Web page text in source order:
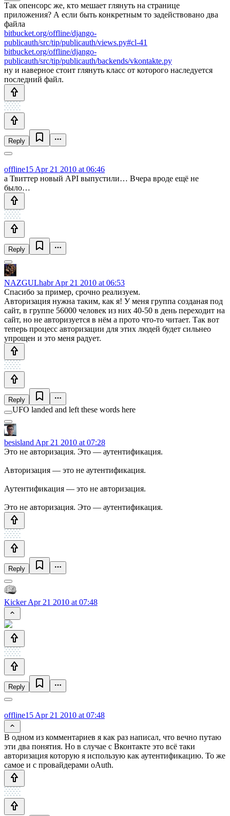
Так опенсорс же, кто мешает глянуть на странице
приложения? А если быть конкретным то задействовано два
файла
bitbucket.org/offline/django-
publicauth/src/tip/publicauth/views.py#cl-41
bitbucket.org/offline/django-
publicauth/src/tip/publicauth/backends/vkontakte.py
ну и наверное стоит глянуть класс от которого наследуется
последний файл.
Reply
offline15 Apr 21 2010 at 06:46
а Твиттер новый API выпустили… Вчера вроде ещё не
было…
Reply
NAZGULhabrApr 21 2010 at 06:53
Спасибо за пример, срочно реализуем.
Авторизация нужна таким, как я! У меня группа созданая под
сайт, в группе 56000 человек из них 40-50 в день переходит на
сайт, но не авторизуется в нём а прото что-то читает. Так вот
теперь процесс авторизации для этих людей будет сильнео
упрощен и это меня радует.
Reply
UFO landed and left these words here
besisland Apr 21 2010 at 07:28
Это не авторизация. Это — аутентификация.
Авторизация — это не аутентификация.
Аутентификация — это не авторизация.
Это не авторизация. Это — аутентификация.
Reply
KickerApr 21 2010 at 07:48
Reply
offline15 Apr 21 2010 at 07:48
В одном из комментариев я как раз написал, что вечно путаю
эти два понятия. Но в случае с Вконтакте это всё таки
авторизация которую я использую как аутентификацию. То же
самое и с провайдерами oAuth.